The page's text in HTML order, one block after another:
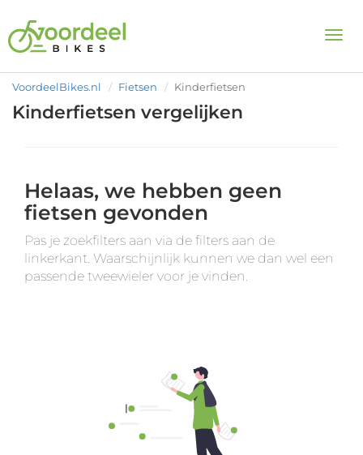
VoordeelBikes.nl Fietsen Kinderfietsen
Kinderfietsen vergelijken
Helaas, we hebben geen
fietsen gevonden
Pas je zoekfilters aan via de filters aan de
linkerkant. Waarschijnlijk kunnen we dan wel een
passende tweewieler voor je vinden.